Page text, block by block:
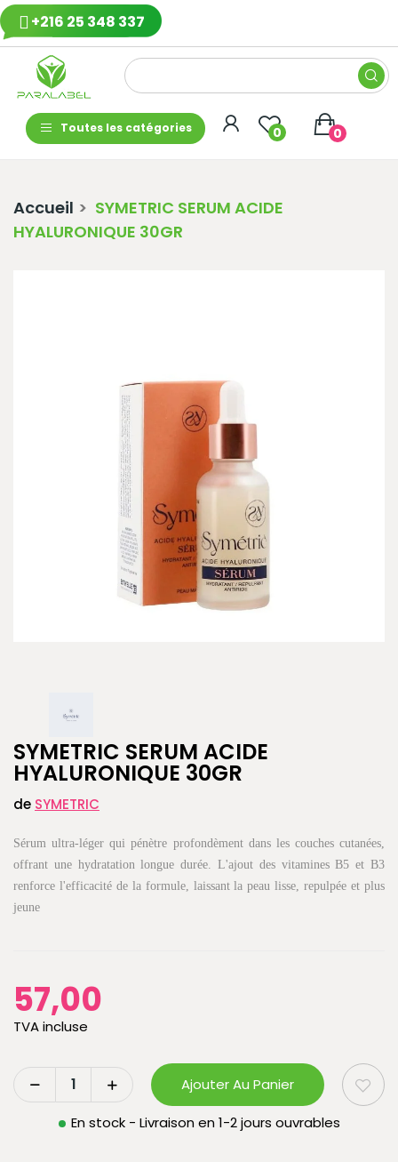
+216 25 348 337
Toutes les catégories 0 0
Accueil
SYMETRIC SERUM ACIDE
HYALURONIQUE 30GR
SYMETRIC SERUM ACIDE
HYALURONIQUE 30GR
de SYMETRIC
Sérum ultra-léger qui pénètre profondèment dans les couches cutanées,
offrant une hydratation longue durée. L'ajout des vitamines B5 et B3
renforce l'efficacité de la formule, laissant la peau lisse, repulpée et plus
jeune
57,00
TVA incluse
Ajouter Au Panier
En stock - Livraison en 1-2 jours ouvrables